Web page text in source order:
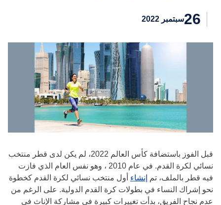
26سبتمبر 2022
قبل الفوز باستضافة كأس العالم 2022، لم يكن لدى قطر منتخب
نسائي لكرة القدم. في عام 2010 ، وهو نفس العام الذي فازت
فيه قطر بالملف، تم
إنشاء أول منتخب نسائي لكرة القدم كخطوة
نحو إشراك النساء في بطولات كرة القدم الدولية. على الرغم من
عدم نجاح الفريق، بدأت تغييرات كبيرة في مشاركة الإناث في